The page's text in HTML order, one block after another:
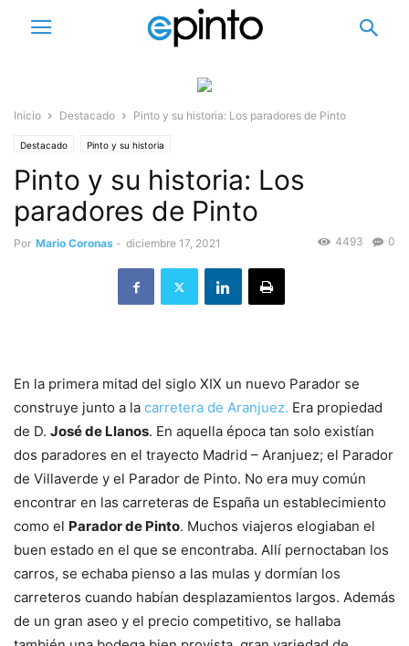
Inicio Destacado Pinto y su historia: Los paradores de Pinto
Destacado Pinto y su historia
Pinto y su historia: Los
paradores de Pinto
Por Mario Coronas - diciembre 17, 2021 0
4493
En la primera mitad del siglo XIX un nuevo Parador se
construye junto a la carretera de Aranjuez. Era propiedad
de D. José de Llanos. En aquella época tan solo existían
dos paradores en el trayecto Madrid – Aranjuez; el Parador
de Villaverde y el Parador de Pinto. No era muy común
encontrar en las carreteras de España un establecimiento
como el Parador de Pinto. Muchos viajeros elogiaban el
buen estado en el que se encontraba. Allí pernoctaban los
carros, se echaba pienso a las mulas y dormían los
carreteros cuando habían desplazamientos largos. Además
de un gran aseo y el precio competitivo, se hallaba